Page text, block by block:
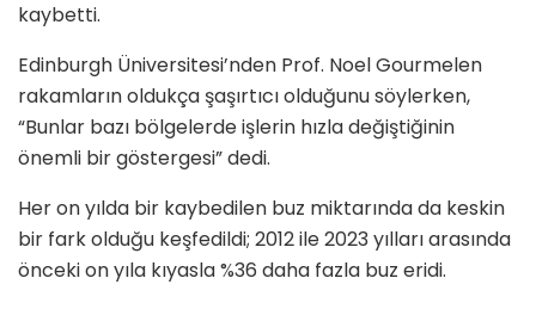
kaybetti.
Edinburgh Üniversitesi’nden Prof. Noel Gourmelen
rakamların oldukça şaşırtıcı olduğunu söylerken,
“Bunlar bazı bölgelerde işlerin hızla değiştiğinin
önemli bir göstergesi” dedi.
Her on yılda bir kaybedilen buz miktarında da keskin
bir fark olduğu keşfedildi; 2012 ile 2023 yılları arasında
önceki on yıla kıyasla %36 daha fazla buz eridi.